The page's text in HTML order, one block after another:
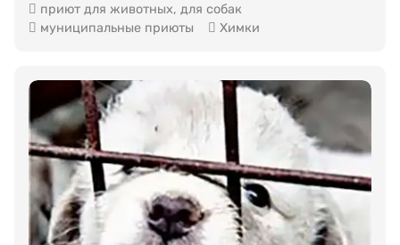
приют для животных, для собак
муниципальные приюты
Химки